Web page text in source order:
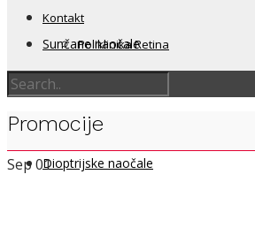
Sunčane naočale
Dioptrijske naočale
Kontakt
Poliklinika Retina
Promocije
Sep01